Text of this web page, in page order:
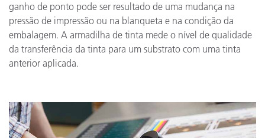
ganho de ponto pode ser resultado de uma mudança na
pressão de impressão ou na blanqueta e na condição da
embalagem. A armadilha de tinta mede o nível de qualidade
da transferência da tinta para um substrato com uma tinta
anterior aplicada.